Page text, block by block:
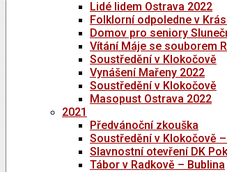
Lidé lidem Ostrava 2022
Folklorní odpoledne v
Domov pro seniory
Vítání Máje se souborem
Soustředění v Klokočově
Vynášení Mařeny 2022
Soustředění v Klokočově
Masopust Ostrava 2022
2021
Předvánoční zkouška
Soustředění v Klokočově
Slavnostní otevření DK
Tábor v Radkově – Bublina